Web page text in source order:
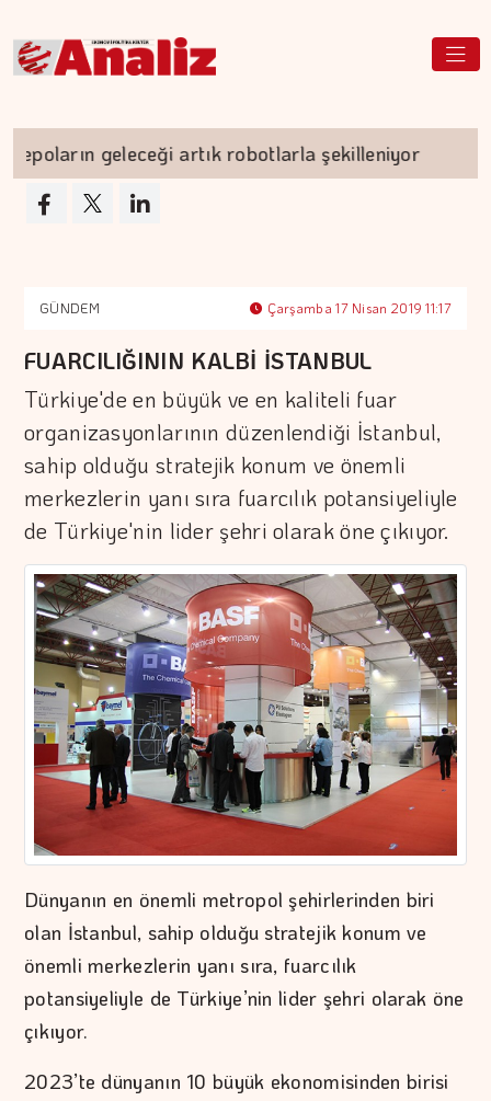
geleceği artık robotlarla şekilleniyor
GÜNDEM Çarşamba 17 Nisan 2019 11:17
FUARCILIĞININ KALBİ İSTANBUL
Türkiye'de en büyük ve en kaliteli fuar
organizasyonlarının düzenlendiği İstanbul,
sahip olduğu stratejik konum ve önemli
merkezlerin yanı sıra fuarcılık potansiyeliyle
de Türkiye'nin lider şehri olarak öne çıkıyor.
Dünyanın en önemli metropol şehirlerinden biri
olan İstanbul, sahip olduğu stratejik konum ve
önemli merkezlerin yanı sıra, fuarcılık
potansiyeliyle de Türkiye’nin lider şehri olarak öne
çıkıyor.
2023’te dünyanın 10 büyük ekonomisinden birisi